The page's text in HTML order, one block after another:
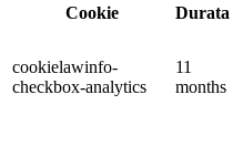
Cookie
Durata
cookielawinfo-
checkbox-analytics
11
months